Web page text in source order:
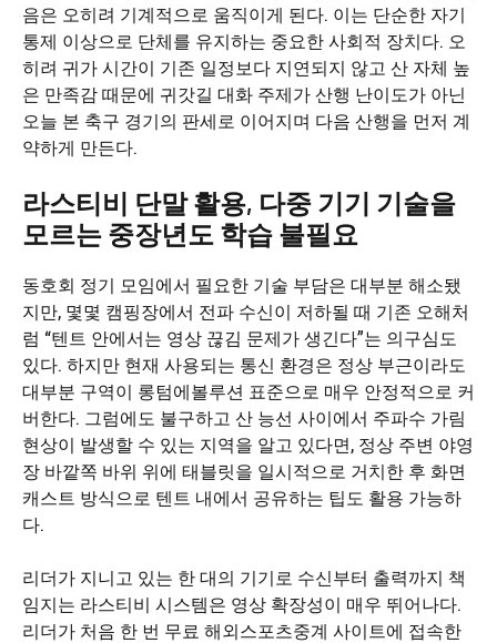
음은 오히려 기계적으로 움직이게 된다. 이는 단순한 자기
통제 이상으로 단체를 유지하는 중요한 사회적 장치다. 오
히려 귀가 시간이 기존 일정보다 지연되지 않고 산 자체 높
은 만족감 때문에 귀갓길 대화 주제가 산행 난이도가 아닌
오늘 본 축구 경기의 판세로 이어지며 다음 산행을 먼저 계
약하게 만든다.
라스티비 단말 활용, 다중 기기 기술을
모르는 중장년도 학습 불필요
동호회 정기 모임에서 필요한 기술 부담은 대부분 해소됐
지만, 몇몇 캠핑장에서 전파 수신이 저하될 때 기존 오해처
럼 “텐트 안에서는 영상 끊김 문제가 생긴다”는 의구심도
있다. 하지만 현재 사용되는 통신 환경은 정상 부근이라도
대부분 구역이 롱텀에볼루션 표준으로 매우 안정적으로 커
버한다. 그럼에도 불구하고 산 능선 사이에서 주파수 가림
현상이 발생할 수 있는 지역을 알고 있다면, 정상 주변 야영
장 바깥쪽 바위 위에 태블릿을 일시적으로 거치한 후 화면
캐스트 방식으로 텐트 내에서 공유하는 팁도 활용 가능하
다.
리더가 지니고 있는 한 대의 기기로 수신부터 출력까지 책
임지는 라스티비 시스템은 영상 확장성이 매우 뛰어나다.
리더가 처음 한 번 무료 해외스포츠중계 사이트에 접속한